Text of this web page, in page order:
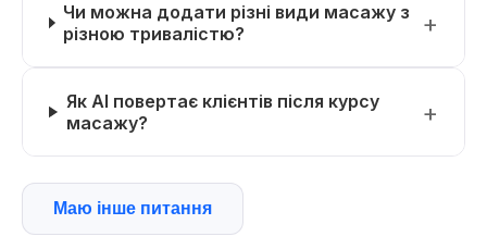
Чи можна додати різні види масажу з
різною тривалістю?
Як AI повертає клієнтів після курсу
масажу?
Маю інше питання